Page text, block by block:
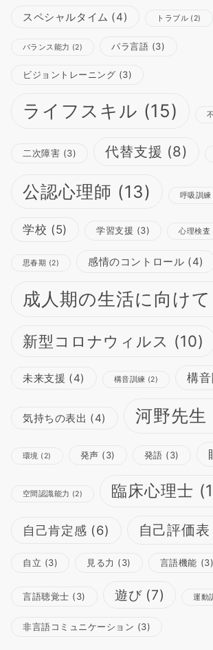
スペシャルタイム (4) トラブル (2)
バランス能力 (2) パラ言語 (3)
ビジョントレーニング (3)
ライフスキル (15)
二次障害 (3) 代替支援 (8)
公認心理師 (13) 呼吸訓練
学校 (5) 学習支援 (3) 心理検査
思春期 (2) 感情のコントロール (4)
成人期の生活に向けて
新型コロナウィルス (10)
未来支援 (4) 構音訓練 (2) 構
気持ちの表出 (4) 河野先生
環境 (2) 発声 (3) 発語 (3)
空間認識能力 (2) 臨床心理士
自己肯定感 (6) 自己評価表
自立 (3) 見る力 (3) 言語機能 (3)
言語聴覚士 (3) 遊び(7) 運動
非言語コミュニケーション (3)